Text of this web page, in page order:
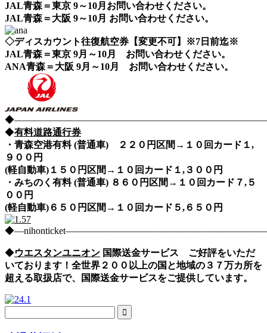
JAL青森＝東京 9～10月お問い合わせください。
JAL青森＝大阪 9～10月 お問い合わせください。
◇ディスカウント往復航空券【変更不可】※7日前迄※
JAL青森＝東京 9月～10月 お問い合わせください。
ANA青森＝大阪 9月～10月 お問い合わせください。
◆有料道路通行券
・青森空港有料 (普通車) ２２０円区間→１０回カード１,
９００円
(軽自動車)１５０円区間→１０回カード１,３００円
・みちのく有料 (普通車) ８６０円区間→１０回カード７,５
００円
(軽自動車)６５０円区間→１０回カード５,６５０円
◆ウエスタンユニオン 国際送金サービス ご好評をいただ
いております！全世界２００以上の国と地域の３７万カ所を
超える取扱店で、国際送金サービスをご提供しています。